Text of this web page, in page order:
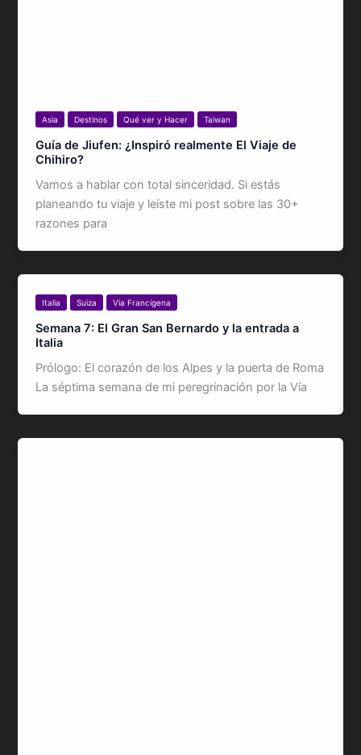
Asia Destinos Qué ver y Hacer Taiwan
Guía de Jiufen: ¿Inspiró realmente El Viaje de
Chihiro?
Vamos a hablar con total sinceridad. Si estás
planeando tu viaje y leíste mi post sobre las 30+
razones para
Italia Suiza Via Francigena
Semana 7: El Gran San Bernardo y la entrada a
Italia
Prólogo: El corazón de los Alpes y la puerta de Roma
La séptima semana de mi peregrinación por la Vía